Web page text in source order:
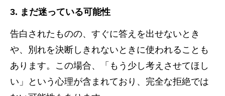
3. まだ迷っている可能性
告白されたものの、すぐに答えを出せないとき
や、別れを決断しきれないときに使われることも
あります。この場合、「もう少し考えさせてほし
い」という心理が含まれており、完全な拒絶では